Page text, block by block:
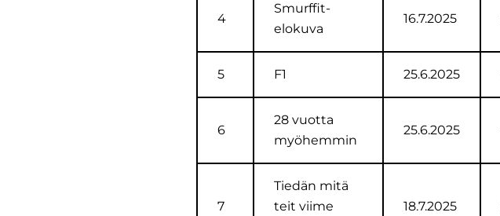
4
Smurffit-
elokuva
16.7.2025
5 F1 25.6.2025
6
28 vuotta
myöhemmin
25.6.2025
7
Tiedän mitä
teit viime
18.7.2025